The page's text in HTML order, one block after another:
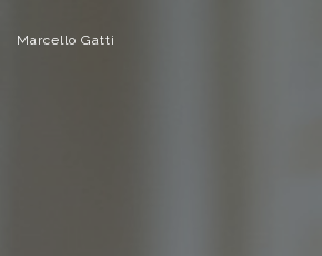
Marcello Gatti